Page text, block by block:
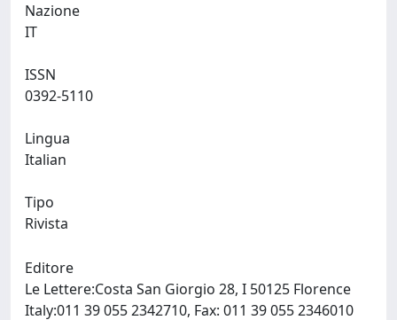
Nazione
ISSN
Lingua
Tipo
Rivista
Editore
Le Lettere:Costa San Giorgio 28, I 50125 Florence